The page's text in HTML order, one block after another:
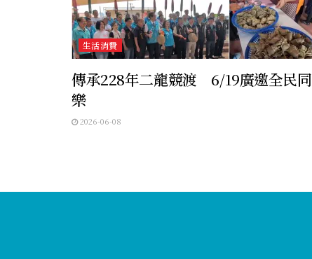
生活消費
傳承228年二龍競渡 6/19廣邀全民同
樂
2026-06-08